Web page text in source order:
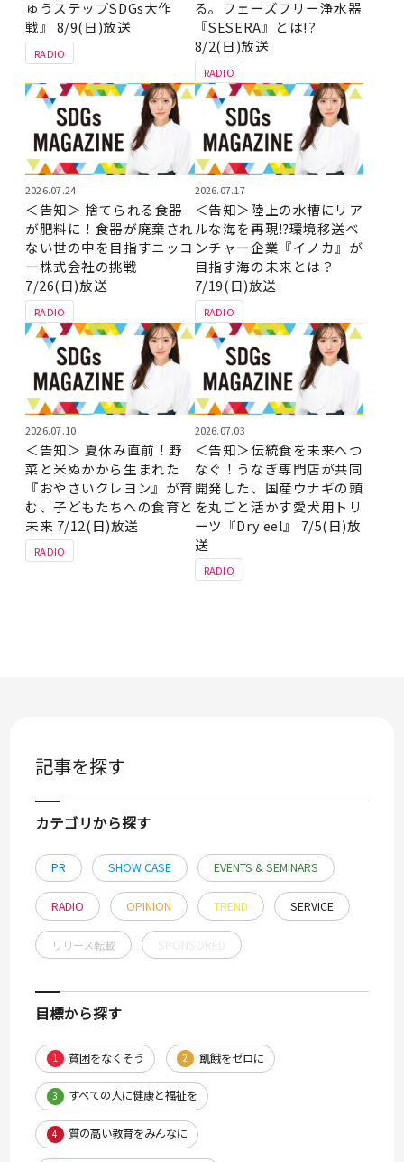
RADIO
ゅうステップSDGs大作
戦』 8/9(日)放送
RADIO
る。フェーズフリー浄水器
『SESERA』とは!?
8/2(日)放送
RADIO
2026.07.24
＜告知＞ 捨てられる食器
が肥料に！食器が廃棄され
ない世の中を目指すニッコ
ー株式会社の挑戦
7/26(日)放送
RADIO
2026.07.17
＜告知＞陸上の水槽にリア
ルな海を再現⁉環境移送ベ
ンチャー企業『イノカ』が
目指す海の未来とは？
7/19(日)放送
RADIO
2026.07.10
＜告知＞ 夏休み直前！野
菜と米ぬかから生まれた
『おやさいクレヨン』が育
む、子どもたちへの食育と
未来 7/12(日)放送
RADIO
2026.07.03
＜告知＞伝統食を未来へつ
なぐ！うなぎ専門店が共同
開発した、国産ウナギの頭
を丸ごと活かす愛犬用トリ
ーツ『Dry eel』 7/5(日)放
送
記事を探す
カテゴリから探す
PR SHOW CASE EVENTS & SEMINARS
RADIO OPINION TREND SERVICE
リリース転載
目標から探す
1 貧困をなくそう 2 飢餓をゼロに
3 すべての人に健康と福祉を
4 質の高い教育をみんなに